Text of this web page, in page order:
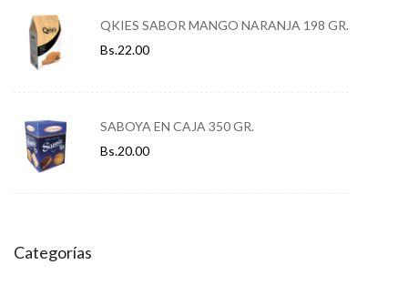
QKIES SABOR MANGO NARANJA 198 GR.
Bs.22.00
SABOYA EN CAJA 350 GR.
Bs.20.00
Categorías